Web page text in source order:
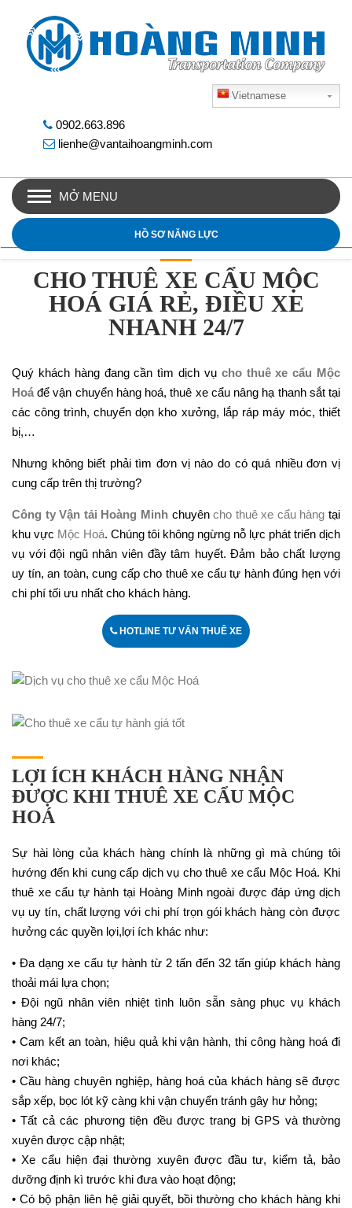
Vietnamese
0902.663.896
lienhe@vantaihoangminh.com
MỞ MENU
HỒ SƠ NĂNG LỰC
CHO THUÊ XE CẨU MỘC
HOÁ GIÁ RẺ, ĐIỀU XE
NHANH 24/7
Quý khách hàng đang cần tìm dịch vụ cho thuê xe cẩu Mộc
Hoá để vận chuyển hàng hoá, thuê xe cẩu nâng hạ thanh sắt tại
các công trình, chuyển dọn kho xưởng, lắp ráp máy móc, thiết
bị,…
Nhưng không biết phải tìm đơn vị nào do có quá nhiều đơn vị
cung cấp trên thị trường?
Công ty Vận tải Hoàng Minhchuyêncho thuê xe cẩu hàngtại
khu vực Mộc Hoá. Chúng tôi không ngừng nỗ lực phát triển dịch
vụ với đội ngũ nhân viên đầy tâm huyết. Đảm bảo chất lượng
uy tín, an toàn, cung cấp cho thuê xe cẩu tự hành đúng hẹn với
chi phí tối ưu nhất cho khách hàng.
HOTLINE TƯ VẤN THUÊ XE
LỢI ÍCH KHÁCH HÀNG NHẬN
ĐƯỢC KHI THUÊ XE CẨU MỘC
HOÁ
Sự hài lòng của khách hàng chính là những gì mà chúng tôi
hướng đến khi cung cấp dịch vụ cho thuê xe cẩu Mộc Hoá. Khi
thuê xe cẩu tự hành tại Hoàng Minh ngoài được đáp ứng dịch
vụ uy tín, chất lượng với chi phí trọn gói khách hàng còn được
hưởng các quyền lợi,lợi ích khác như:
• Đa dạng xe cẩu tự hành từ 2 tấn đến 32 tấn giúp khách hàng
thoải mái lựa chọn;
• Đội ngũ nhân viên nhiệt tình luôn sẵn sàng phục vụ khách
hàng 24/7;
• Cam kết an toàn, hiệu quả khi vận hành, thi công hàng hoá đi
nơi khác;
• Cầu hàng chuyên nghiệp, hàng hoá của khách hàng sẽ được
sắp xếp, bọc lót kỹ càng khi vận chuyển tránh gây hư hỏng;
• Tất cả các phương tiện đều được trang bị GPS và thường
xuyên được cập nhật;
• Xe cẩu hiện đại thường xuyên được đầu tư, kiểm tả, bảo
dưỡng định kì trước khi đưa vào hoạt động;
• Có bộ phận liên hệ giải quyết, bồi thường cho khách hàng khi